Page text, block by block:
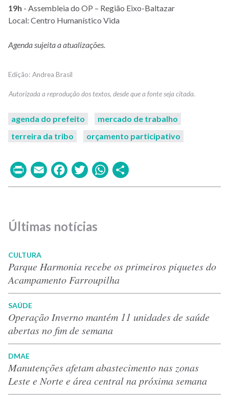
19h - Assembleia do OP – Região Eixo-Baltazar
Local: Centro Humanístico Vida
Agenda sujeita a atualizações.
Andrea Brasil
agenda do prefeito
mercado de trabalho
terreira da tribo
orçamento participativo
PrintEmailFacebook
TwitterWhatsApp
Últimas notícias
CULTURA
Parque Harmonia recebe os primeiros piquetes do
Acampamento Farroupilha
SAÚDE
Operação Inverno mantém 11 unidades de saúde
abertas no fim de semana
DMAE
Manutenções afetam abastecimento nas zonas
Leste e Norte e área central na próxima semana